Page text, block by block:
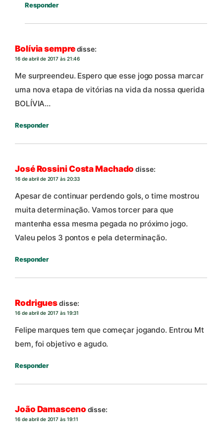
Responder
Bolívia sempredisse:
16 de abril de 2017 às 21:46
Me surpreendeu. Espero que esse jogo possa marcar
uma nova etapa de vitórias na vida da nossa querida
BOLÍVIA…
Responder
José Rossini Costa Machado disse:
16 de abril de 2017 às 20:33
Apesar de continuar perdendo gols, o time mostrou
muita determinação. Vamos torcer para que
mantenha essa mesma pegada no próximo jogo.
Valeu pelos 3 pontos e pela determinação.
Responder
Rodriguesdisse:
16 de abril de 2017 às 19:31
Felipe marques tem que começar jogando. Entrou Mt
bem, foi objetivo e agudo.
Responder
João Damasceno disse:
16 de abril de 2017 às 19:11